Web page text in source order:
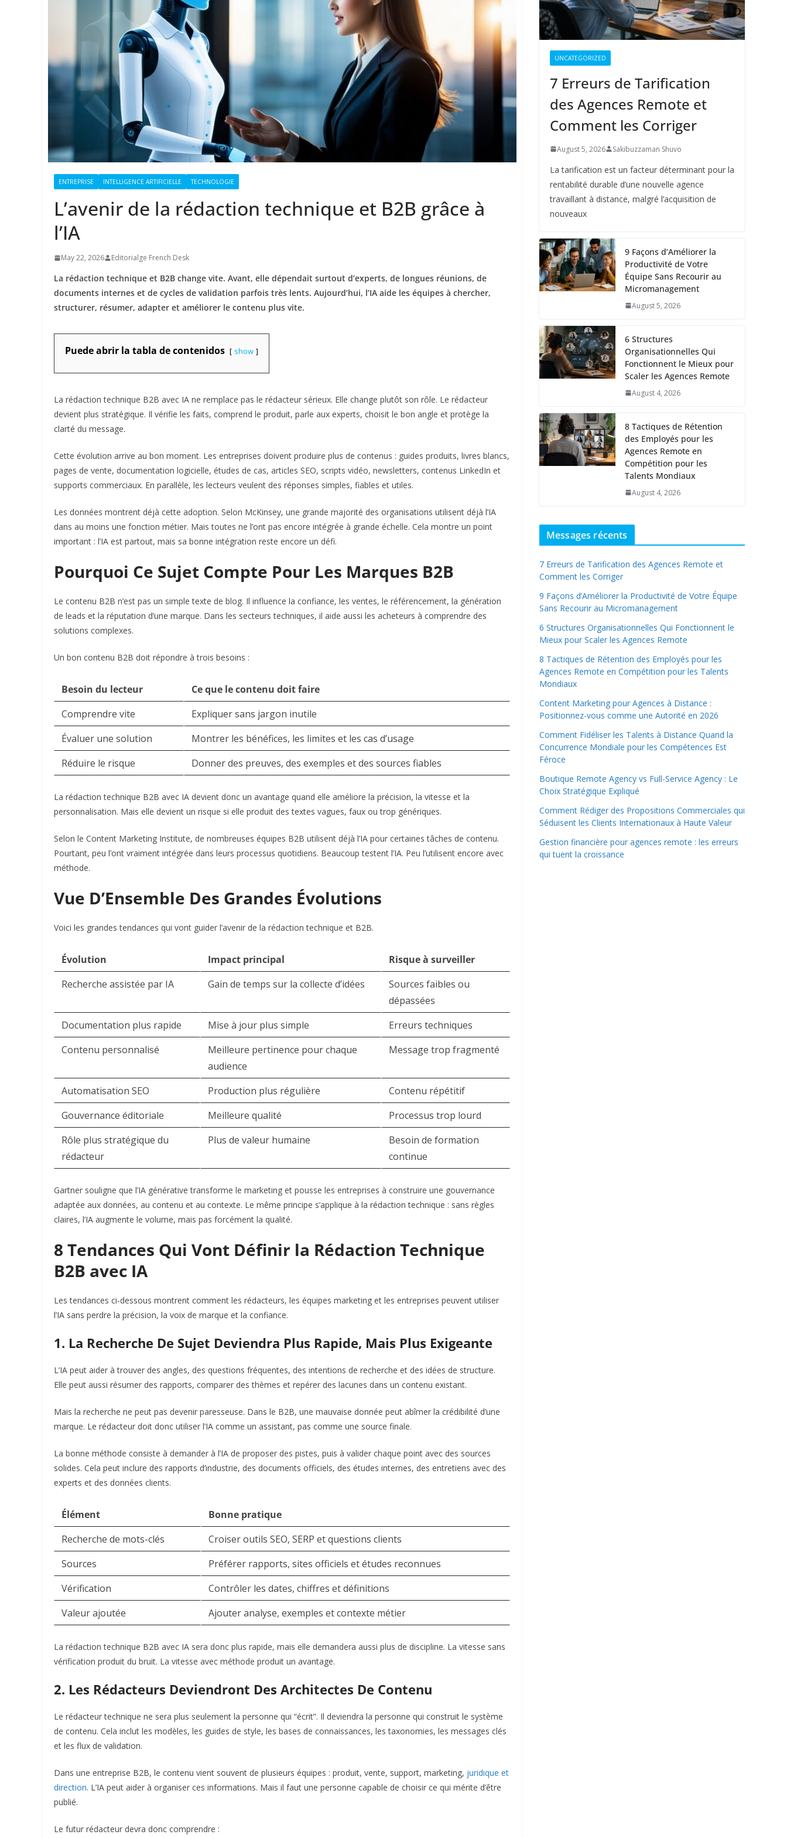
ENTREPRISE INTELLIGENCE ARTIFICIELLE TECHNOLOGIE
L’avenir de la rédaction technique et B2B grâce à
l’IA
May 22, 2026 Editorialge French Desk
La rédaction technique et B2B change vite. Avant, elle dépendait surtout d’experts, de longues réunions, de
documents internes et de cycles de validation parfois très lents. Aujourd’hui, l’IA aide les équipes à chercher,
structurer, résumer, adapter et améliorer le contenu plus vite.
Puede abrir la tabla de contenidos show
La rédaction technique B2B avec IA ne remplace pas le rédacteur sérieux. Elle change plutôt son rôle. Le rédacteur
devient plus stratégique. Il vérifie les faits, comprend le produit, parle aux experts, choisit le bon angle et protège la
clarté du message.
Cette évolution arrive au bon moment. Les entreprises doivent produire plus de contenus : guides produits, livres blancs,
pages de vente, documentation logicielle, études de cas, articles SEO, scripts vidéo, newsletters, contenus LinkedIn et
supports commerciaux. En parallèle, les lecteurs veulent des réponses simples, fiables et utiles.
Les données montrent déjà cette adoption. Selon McKinsey, une grande majorité des organisations utilisent déjà l’IA
dans au moins une fonction métier. Mais toutes ne l’ont pas encore intégrée à grande échelle. Cela montre un point
important : l’IA est partout, mais sa bonne intégration reste encore un défi.
Pourquoi Ce Sujet Compte Pour Les Marques B2B
Le contenu B2B n’est pas un simple texte de blog. Il influence la confiance, les ventes, le référencement, la génération
de leads et la réputation d’une marque. Dans les secteurs techniques, il aide aussi les acheteurs à comprendre des
solutions complexes.
Un bon contenu B2B doit répondre à trois besoins :
Besoin du lecteur
Ce que le contenu doit faire
Comprendre vite
Expliquer sans jargon inutile
Évaluer une solution
Montrer les bénéfices, les limites et les cas d’usage
Réduire le risque
Donner des preuves, des exemples et des sources fiables
La rédaction technique B2B avec IA devient donc un avantage quand elle améliore la précision, la vitesse et la
personnalisation. Mais elle devient un risque si elle produit des textes vagues, faux ou trop génériques.
Selon le Content Marketing Institute, de nombreuses équipes B2B utilisent déjà l’IA pour certaines tâches de contenu.
Pourtant, peu l’ont vraiment intégrée dans leurs processus quotidiens. Beaucoup testent l’IA. Peu l’utilisent encore avec
méthode.
Vue D’Ensemble Des Grandes Évolutions
Voici les grandes tendances qui vont guider l’avenir de la rédaction technique et B2B.
Évolution Impact principal
Risque à surveiller
Recherche assistée par IA
Gain de temps sur la collecte d’idées
Sources faibles ou
dépassées
Documentation plus rapide
Mise à jour plus simple
Erreurs techniques
Contenu personnalisé
Meilleure pertinence pour chaque
audience
Message trop fragmenté
Automatisation SEO Production plus régulière
Contenu répétitif
Gouvernance éditoriale
Meilleure qualité
Processus trop lourd
Rôle plus stratégique du
rédacteur
Plus de valeur humaine
Besoin de formation
continue
Gartner souligne que l’IA générative transforme le marketing et pousse les entreprises à construire une gouvernance
adaptée aux données, au contenu et au contexte. Le même principe s’applique à la rédaction technique : sans règles
claires, l’IA augmente le volume, mais pas forcément la qualité.
8 Tendances Qui Vont Définir la Rédaction Technique
B2B avec IA
Les tendances ci-dessous montrent comment les rédacteurs, les équipes marketing et les entreprises peuvent utiliser
l’IA sans perdre la précision, la voix de marque et la confiance.
1. La Recherche De Sujet Deviendra Plus Rapide, Mais Plus Exigeante
L’IA peut aider à trouver des angles, des questions fréquentes, des intentions de recherche et des idées de structure.
Elle peut aussi résumer des rapports, comparer des thèmes et repérer des lacunes dans un contenu existant.
Mais la recherche ne peut pas devenir paresseuse. Dans le B2B, une mauvaise donnée peut abîmer la crédibilité d’une
marque. Le rédacteur doit donc utiliser l’IA comme un assistant, pas comme une source finale.
La bonne méthode consiste à demander à l’IA de proposer des pistes, puis à valider chaque point avec des sources
solides. Cela peut inclure des rapports d’industrie, des documents officiels, des études internes, des entretiens avec des
experts et des données clients.
Élément
Bonne pratique
Recherche de mots-clés
Croiser outils SEO, SERP et questions clients
Sources
Préférer rapports, sites officiels et études reconnues
Vérification
Contrôler les dates, chiffres et définitions
Valeur ajoutée
Ajouter analyse, exemples et contexte métier
La rédaction technique B2B avec IA sera donc plus rapide, mais elle demandera aussi plus de discipline. La vitesse sans
vérification produit du bruit. La vitesse avec méthode produit un avantage.
2. Les Rédacteurs Deviendront Des Architectes De Contenu
Le rédacteur technique ne sera plus seulement la personne qui “écrit”. Il deviendra la personne qui construit le système
de contenu. Cela inclut les modèles, les guides de style, les bases de connaissances, les taxonomies, les messages clés
et les flux de validation.
Dans une entreprise B2B, le contenu vient souvent de plusieurs équipes : produit, vente, support, marketing, juridique et
direction. L’IA peut aider à organiser ces informations. Mais il faut une personne capable de choisir ce qui mérite d’être
publié.
Le futur rédacteur devra donc comprendre :
UNCATEGORIZED
7 Erreurs de Tarification
des Agences Remote et
Comment les Corriger
August 5, 2026 Sakibuzzaman Shuvo
La tarification est un facteur déterminant pour la
rentabilité durable d’une nouvelle agence
travaillant à distance, malgré l’acquisition de
nouveaux
9 Façons d’Améliorer la
Productivité de Votre
Équipe Sans Recourir au
Micromanagement
August 5, 2026
6 Structures
Organisationnelles Qui
Fonctionnent le Mieux pour
Scaler les Agences Remote
August 4, 2026
8 Tactiques de Rétention
des Employés pour les
Agences Remote en
Compétition pour les
Talents Mondiaux
August 4, 2026
Messages récents
7 Erreurs de Tarification des Agences Remote et
Comment les Corriger
9 Façons d’Améliorer la Productivité de Votre Équipe
Sans Recourir au Micromanagement
6 Structures Organisationnelles Qui Fonctionnent le
Mieux pour Scaler les Agences Remote
8 Tactiques de Rétention des Employés pour les
Agences Remote en Compétition pour les Talents
Mondiaux
Content Marketing pour Agences à Distance :
Positionnez-vous comme une Autorité en 2026
Comment Fidéliser les Talents à Distance Quand la
Concurrence Mondiale pour les Compétences Est
Féroce
Boutique Remote Agency vs Full-Service Agency : Le
Choix Stratégique Expliqué
Comment Rédiger des Propositions Commerciales qui
Séduisent les Clients Internationaux à Haute Valeur
Gestion financière pour agences remote : les erreurs
qui tuent la croissance